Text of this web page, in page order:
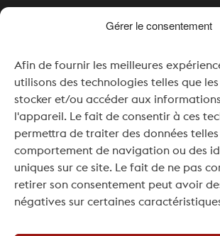
Gérer le consentement
Afin de fournir les meilleures
utilisons des technologies telles que
stocker et/ou accéder aux
l'appareil. Le fait de consentir à ces
permettra de traiter des données
comportement de navigation ou des
uniques sur ce site. Le fait de ne pas
retirer son consentement peut avoir
négatives sur certaines
Lundi & Mardi :
Mercredi : 16h00 –
Jeudi à Samedi : 11h00 –
Dimanche : 11h00 –
Pour vos événements ou
ouverture en dehors des